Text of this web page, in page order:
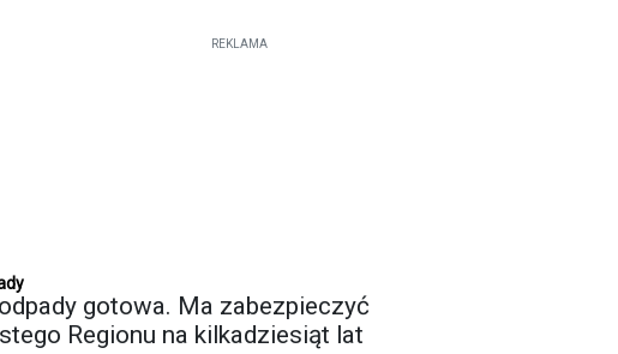
REKLAMA
gotowa. Ma zabezpieczyć
Regionu na kilkadziesiąt lat